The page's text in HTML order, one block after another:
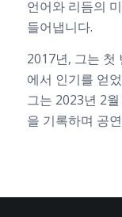
언어와 리듬의
들어냅니다.
2017년, 그는 첫
에서 인기를 얻
그는 2023년 2
을 기록하며 공